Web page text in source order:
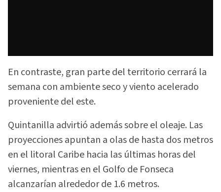
En contraste, gran parte del territorio cerrará la
semana con ambiente seco y viento acelerado
proveniente del este.
Quintanilla advirtió además sobre el oleaje. Las
proyecciones apuntan a olas de hasta dos metros
en el litoral Caribe hacia las últimas horas del
viernes, mientras en el Golfo de Fonseca
alcanzarían alrededor de 1.6 metros.